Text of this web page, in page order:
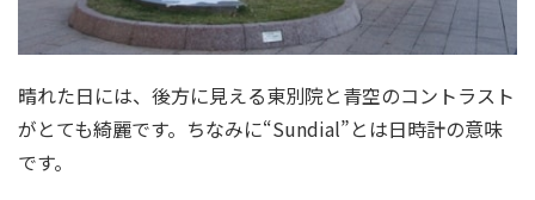
晴れた日には、後方に見える東別院と青空のコントラスト
がとても綺麗です。ちなみに“Sundial”とは日時計の意味
です。